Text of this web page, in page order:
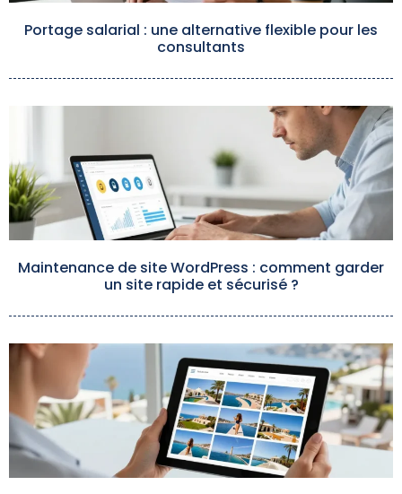
Portage salarial : une alternative flexible pour les
consultants
Maintenance de site WordPress : comment garder
un site rapide et sécurisé ?